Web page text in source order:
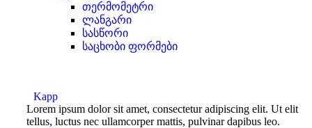
თერმომეტრი
ლანგარი
სასწორი
საცხობი ფორმები
Kapp
Lorem ipsum dolor sit amet, consectetur adipiscing elit. Ut elit
tellus, luctus nec ullamcorper mattis, pulvinar dapibus leo.